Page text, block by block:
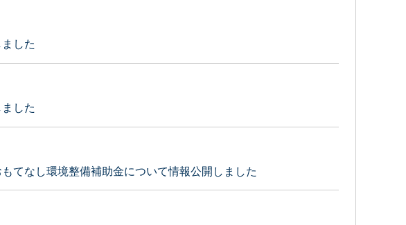
した
した
てなし環境整備補助金について情報公開しました